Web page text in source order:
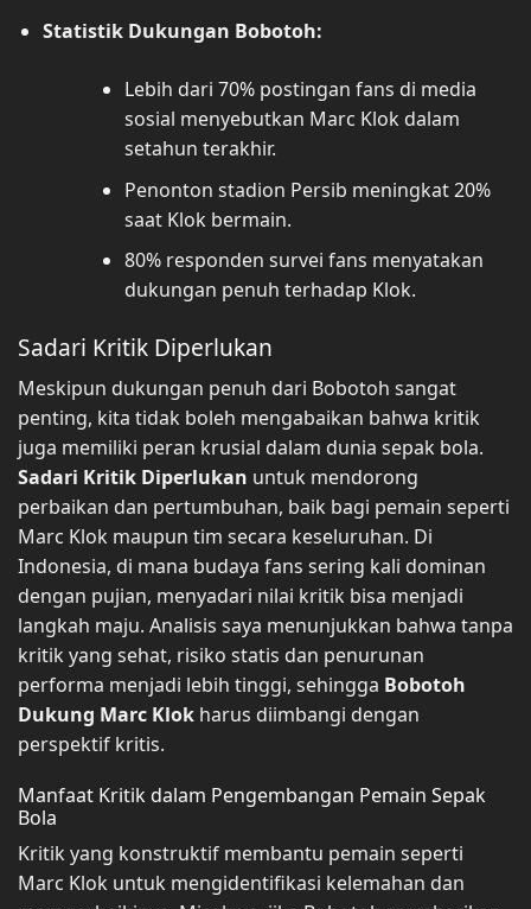
Statistik Dukungan Bobotoh:
Lebih dari 70% postingan fans di media
sosial menyebutkan Marc Klok dalam
setahun terakhir.
Penonton stadion Persib meningkat 20%
saat Klok bermain.
80% responden survei fans menyatakan
dukungan penuh terhadap Klok.
Sadari Kritik Diperlukan
Meskipun dukungan penuh dari Bobotoh sangat
penting, kita tidak boleh mengabaikan bahwa kritik
juga memiliki peran krusial dalam dunia sepak bola.
Sadari Kritik Diperlukan untuk mendorong
perbaikan dan pertumbuhan, baik bagi pemain seperti
Marc Klok maupun tim secara keseluruhan. Di
Indonesia, di mana budaya fans sering kali dominan
dengan pujian, menyadari nilai kritik bisa menjadi
langkah maju. Analisis saya menunjukkan bahwa tanpa
kritik yang sehat, risiko statis dan penurunan
performa menjadi lebih tinggi, sehingga Bobotoh
Dukung Marc Klok harus diimbangi dengan
perspektif kritis.
Manfaat Kritik dalam Pengembangan Pemain Sepak
Bola
Kritik yang konstruktif membantu pemain seperti
Marc Klok untuk mengidentifikasi kelemahan dan